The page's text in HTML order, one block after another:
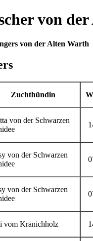
von
von der Alten Warth
Zuchthündin
von der Schwarzen
von der Schwarzen
von der Schwarzen
vom Kranichholz